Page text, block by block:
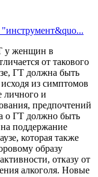
"инструмент&quo...
у женщин в
от такового
ГТ должна быть
из симптомов
личного и
предпочтений
о ГТ должно быть
поддержание
которая также
образу
отказу от
алкоголя. Новые